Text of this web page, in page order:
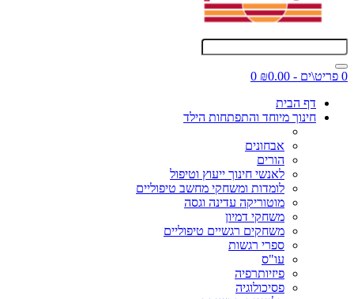
0 פריט\ים - ₪0.00
0
דף הבית
חינוך מיוחד והתפתחות הילד
אבחונים
הורים
לאנשי חינוך ייעוץ וטיפול
לומדות ומשחקי מחשב טיפוליים
מוטוריקה עדינה וגסה
משחקי דמיון
משחקים רגשיים טיפוליים
ספרי רגשות
עו"ס
פיזיותרפיה
פסיכולוגיה